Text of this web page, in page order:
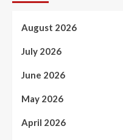
August 2026
July 2026
June 2026
May 2026
April 2026